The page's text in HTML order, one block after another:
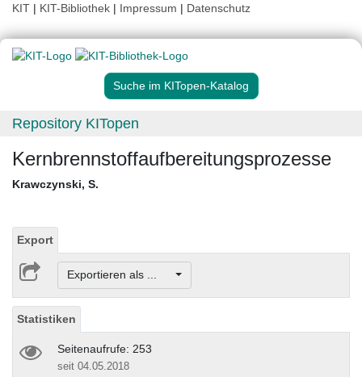
KIT | KIT-Bibliothek | Impressum | Datenschutz
Suche im KITopen-Katalog
Repository KITopen
Kernbrennstoffaufbereitungsprozesse
Krawczynski, S.
Export
Exportieren als ...
Statistiken
Seitenaufrufe: 253
seit 04.05.2018